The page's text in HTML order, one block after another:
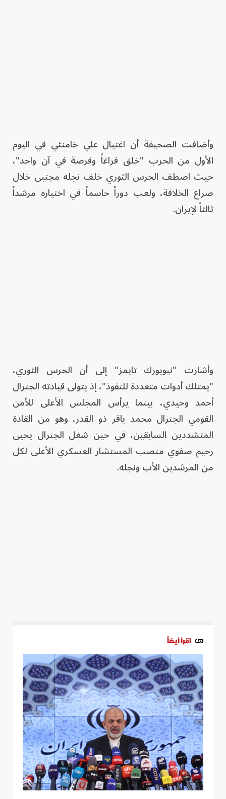
وأضافت الصحيفة أن اغتيال علي خامنئي في اليوم
الأول من الحرب "خلق فراغاً وفرصة في آن واحد"،
حيث اصطف الحرس الثوري خلف نجله مجتبى خلال
صراع الخلافة، ولعب دوراً حاسماً في اختياره مرشداً
ثالثاً لإيران.
وأشارت "نيويورك تايمز" إلى أن الحرس الثوري،
"يمتلك أدوات متعددة للنفوذ"، إذ يتولى قيادته الجنرال
أحمد وحيدي، بينما يرأس المجلس الأعلى للأمن
القومي الجنرال محمد باقر ذو القدر، وهو من القادة
المتشددين السابقين، في حين شغل الجنرال يحيى
رحيم صفوي منصب المستشار العسكري الأعلى لكل
من المرشدين الأب ونجله.
اقرأ أيضاً